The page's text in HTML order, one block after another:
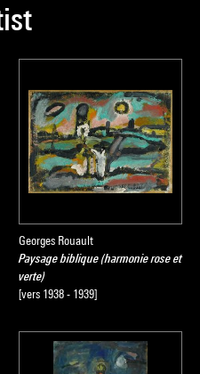
Georges Rouault
Paysage biblique (harmonie rose et
verte)
[vers 1938 - 1939]